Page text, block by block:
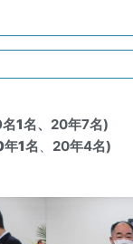
1名、20年7名)
1名
20年4名)